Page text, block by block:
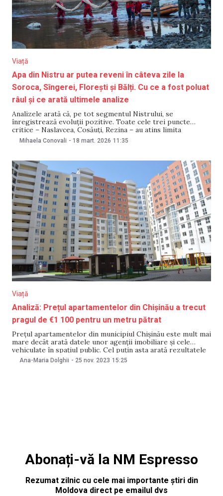
Viață
Apa din Nistru ar putea reveni în câteva zile la
Soroca, Sîngerei, Florești și Bălți. Cu ce a fost poluat
râul și ce arată ultimele analize
Analizele arată că, pe tot segmentul Nistrului, se
înregistrează evoluții pozitive. Toate cele trei puncte
critice – Naslavcea, Cosăuți, Rezina – au atins limita
admisibilă. Dacă, în următoarele 48 de ore, analizele vor
Mihaela Conovali - 18 mart. 2026 11:35
Viață
Analiză: Prețul apartamentelor din Chișinău a trecut
pragul de €1 100 pentru un metru pătrat
Prețul apartamentelor din municipiul Chișinău este mult mai
mare decât arată datele unor agenții imobiliare și cele
vehiculate în spațiul public. Cel puțin asta arată rezultatele
unei analize realizate de experții Institutului pentru Politici
și Reforme Europene (IPRE), Stanislav Ghilețchi și Adrian
Ana-Maria Dolghii - 25 nov. 2023 15:25
Abonați-vă la NM Espresso
Rezumat zilnic cu cele mai importante știri din
Moldova direct pe emailul dvs